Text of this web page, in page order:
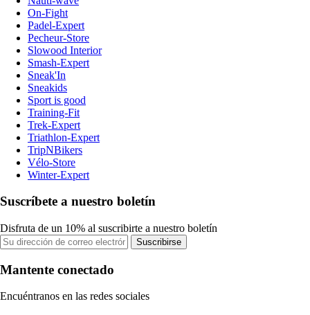
On-Fight
Padel-Expert
Pecheur-Store
Slowood Interior
Smash-Expert
Sneak'In
Sneakids
Sport is good
Training-Fit
Trek-Expert
Triathlon-Expert
TripNBikers
Vélo-Store
Winter-Expert
Suscríbete a nuestro boletín
Disfruta de un 10% al suscribirte a nuestro boletín
Suscribirse
Mantente conectado
Encuéntranos en las redes sociales